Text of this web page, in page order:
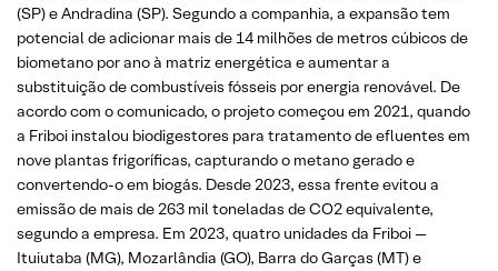
(SP) e Andradina (SP). Segundo a companhia, a expansão tem
potencial de adicionar mais de 14 milhões de metros cúbicos de
biometano por ano à matriz energética e aumentar a
substituição de combustíveis fósseis por energia renovável. De
acordo com o comunicado, o projeto começou em 2021, quando
a Friboi instalou biodigestores para tratamento de efluentes em
nove plantas frigoríficas, capturando o metano gerado e
convertendo-o em biogás. Desde 2023, essa frente evitou a
emissão de mais de 263 mil toneladas de CO2 equivalente,
segundo a empresa. Em 2023, quatro unidades da Friboi —
Ituiutaba (MG), Mozarlândia (GO), Barra do Garças (MT) e